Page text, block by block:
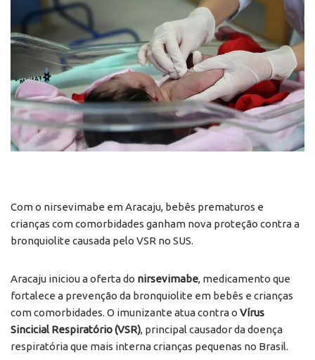
Com o nirsevimabe em Aracaju, bebês prematuros e
crianças com comorbidades ganham nova proteção contra a
bronquiolite causada pelo VSR no SUS.
Aracaju iniciou a oferta do nirsevimabe, medicamento que
fortalece a prevenção da bronquiolite em bebês e crianças
com comorbidades. O imunizante atua contra o Vírus
Sincicial Respiratório (VSR), principal causador da doença
respiratória que mais interna crianças pequenas no Brasil.